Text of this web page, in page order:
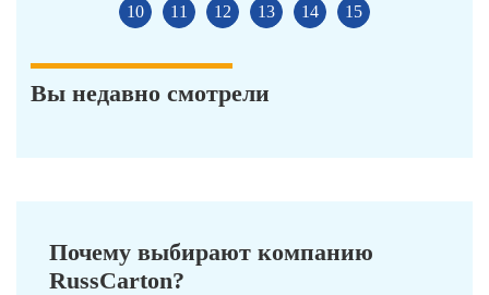
10
11 12 13 14 15
Вы недавно смотрели
Почему выбирают компанию
RussCarton?